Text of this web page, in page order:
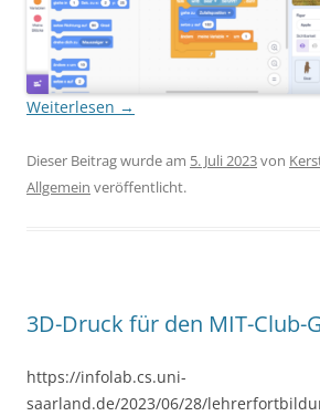
Weiterlesen →
Dieser Beitrag wurde am 5. Juli 2023von
Allgemein veröffentlicht.
3D-Druck für den MIT-Club-
https://infolab.cs.uni-
saarland.de/2023/06/28/